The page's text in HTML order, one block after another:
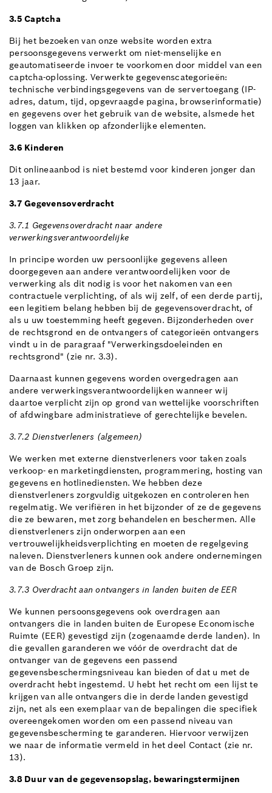
3.5 Captcha
Bij het bezoeken van onze website worden extra
persoonsgegevens verwerkt om niet-menselijke en
geautomatiseerde invoer te voorkomen door middel van een
captcha-oplossing. Verwerkte gegevenscategorieën:
technische verbindingsgegevens van de servertoegang (IP-
adres, datum, tijd, opgevraagde pagina, browserinformatie)
en gegevens over het gebruik van de website, alsmede het
loggen van klikken op afzonderlijke elementen.
3.6 Kinderen
Dit onlineaanbod is niet bestemd voor kinderen jonger dan
13 jaar.
3.7 Gegevensoverdracht
3.7.1 Gegevensoverdracht naar andere
verwerkingsverantwoordelijke
In principe worden uw persoonlijke gegevens alleen
doorgegeven aan andere verantwoordelijken voor de
verwerking als dit nodig is voor het nakomen van een
contractuele verplichting, of als wij zelf, of een derde partij,
een legitiem belang hebben bij de gegevensoverdracht, of
als u uw toestemming heeft gegeven. Bijzonderheden over
de rechtsgrond en de ontvangers of categorieën ontvangers
vindt u in de paragraaf "Verwerkingsdoeleinden en
rechtsgrond" (zie nr. 3.3).
Daarnaast kunnen gegevens worden overgedragen aan
andere verwerkingsverantwoordelijken wanneer wij
daartoe verplicht zijn op grond van wettelijke voorschriften
of afdwingbare administratieve of gerechtelijke bevelen.
3.7.2 Dienstverleners (algemeen)
We werken met externe dienstverleners voor taken zoals
verkoop- en marketingdiensten, programmering, hosting van
gegevens en hotlinediensten. We hebben deze
dienstverleners zorgvuldig uitgekozen en controleren hen
regelmatig. We verifiëren in het bijzonder of ze de gegevens
die ze bewaren, met zorg behandelen en beschermen. Alle
dienstverleners zijn onderworpen aan een
vertrouwelijkheidsverplichting en moeten de regelgeving
naleven. Dienstverleners kunnen ook andere ondernemingen
van de Bosch Groep zijn.
3.7.3 Overdracht aan ontvangers in landen buiten de EER
We kunnen persoonsgegevens ook overdragen aan
ontvangers die in landen buiten de Europese Economische
Ruimte (EER) gevestigd zijn (zogenaamde derde landen). In
die gevallen garanderen we vóór de overdracht dat de
ontvanger van de gegevens een passend
gegevensbeschermingsniveau kan bieden of dat u met de
overdracht hebt ingestemd. U hebt het recht om een lijst te
krijgen van alle ontvangers die in derde landen gevestigd
zijn, net als een exemplaar van de bepalingen die specifiek
overeengekomen worden om een passend niveau van
gegevensbescherming te garanderen. Hiervoor verwijzen
we naar de informatie vermeld in het deel Contact (zie nr.
13).
3.8 Duur van de gegevensopslag, bewaringstermijnen